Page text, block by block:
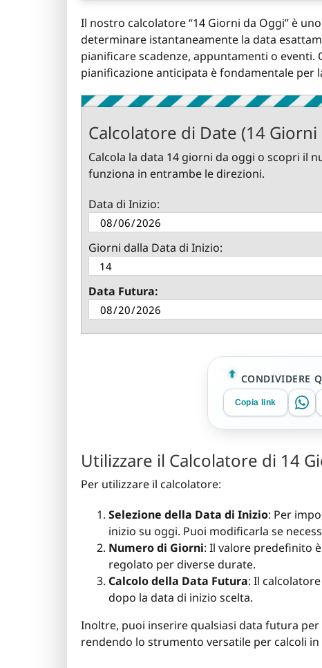
Il nostro calcolatore “14 Giorni da Oggi” è
determinare istantaneamente la data
pianificare scadenze, appuntamenti o
pianificazione anticipata è fondamentale per
Calcolatore di Date (14
Calcola la data 14 giorni da oggi o scopri il
funziona in entrambe le direzioni.
Data di Inizio:
Giorni dalla Data di Inizio:
Data Futura:
CONDIVIDERE
Copia link
Utilizzare il Calcolatore di 14
Per utilizzare il calcolatore:
Selezione della Data di Inizio: Per
inizio su oggi. Puoi modificarla se
Numero di Giorni: Il valore predefinito
regolato per diverse durate.
Calcolo della Data Futura: Il
dopo la data di inizio scelta.
Inoltre, puoi inserire qualsiasi data futura
rendendo lo strumento versatile per calcoli in